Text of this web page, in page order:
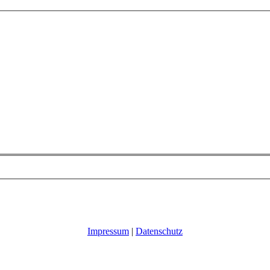
Impressum | Datenschutz